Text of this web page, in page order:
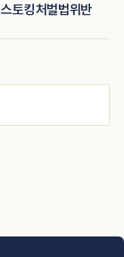
스토킹처벌법위반